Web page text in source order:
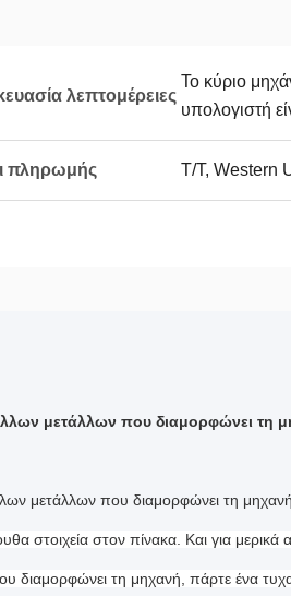
λεπτομέρειες
Το κύριο
υπολογιστή
πληρωμής T/T, Western
μετάλλων που διαμορφώνει τη
μετάλλων που διαμορφώνει τη μηχανή
στοιχεία στον πίνακα. Και για μερικά
διαμορφώνει τη μηχανή, πάρτε ένα